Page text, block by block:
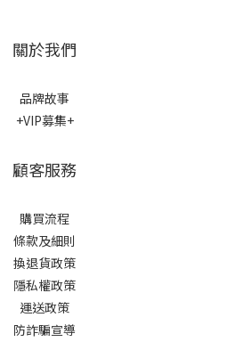
關於我們
品牌故事
+VIP募集+
顧客服務
購買流程
條款及細則
換退貨政策
隱私權政策
運送政策
防詐騙宣導